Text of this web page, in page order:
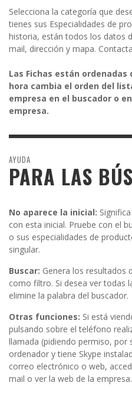
Selecciona la categoría que
tienes sus Especialidades de
historia, están todos los datos
mail, dirección y mapa.
Las Fichas están
hora cambia el orden del
empresa en el buscador o
empresa.
AYUDA
PARA LAS
No aparece la inicial:
con esta inicial. Pruebe con el
o sus especialidades de
singular.
Buscar: Genera los resultados
como filtro. Si desea ver todas
elimine la palabra del buscador.
Otras funciones: Si está
pulsando sobre el teléfono
llamada (pidiendo permiso, por
ordenador y tiene Skype
correo electrónico o web,
mail o ver la web de la empresa.